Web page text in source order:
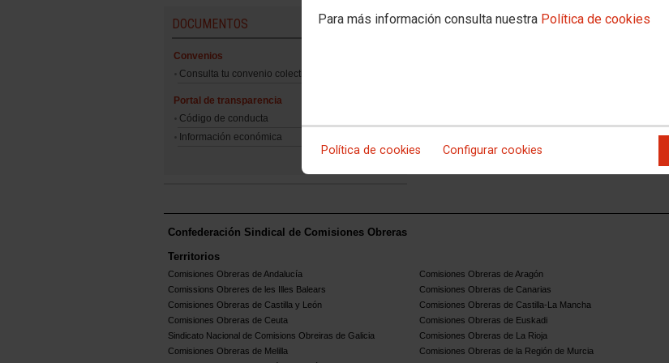
Para más información consulta nuestra Política de cookies
Política de cookies Configurar cookies
DOCUMENTOS
Convenios
Consulta tu convenio colectivo
Portal de transparencia
Código de conducta
Información económica
Confederación Sindical de Comisiones Obreras
Territorios
Comisiones Obreras de Andalucía Comisiones Obreras de Aragón
Comissions Obreres de les Illes Balears
Comisiones Obreras de Canarias
Comisiones Obreras de Castilla y León
Comisiones Obreras de Castilla-La Mancha
Comisiones Obreras de Ceuta
Comisiones Obreras de Euskadi
Sindicato Nacional de Comisions Obreiras de Galicia
Comisiones Obreras de La Rioja
Comisiones Obreras de Melilla
Comisiones Obreras de la Región de Murcia